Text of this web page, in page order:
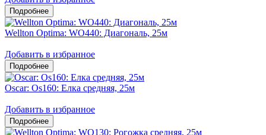
Wellton Optima: WO440: Диагональ, 25м
Добавить в избранное
Oscar: Os160: Елка средняя, 25м
Добавить в избранное